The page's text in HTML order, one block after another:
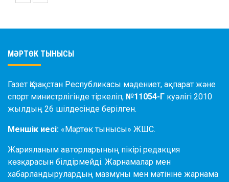
МӘРТӨК ТЫНЫСЫ
Газет Қазақстан Республикасы мәдениет, ақпарат және
спорт министрлігінде тіркеліп, №11054-Г куәлігі 2010
жылдың 26 шілдесінде берілген.
Меншік иесі: «Мәртөк тынысы» ЖШС.
Жарияланым авторларының пікірі редакция
көзқарасын білдірмейді. Жарнамалар мен
хабарландырулардың мазмұны мен мәтініне жарнама